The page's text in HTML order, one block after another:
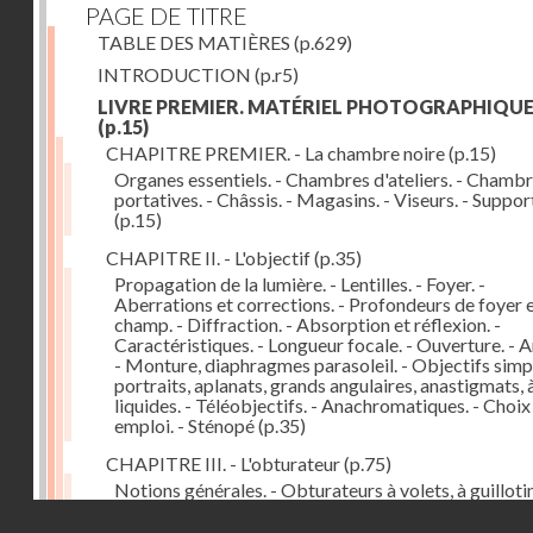
PAGE DE TITRE
TABLE DES MATIÈRES (p.629)
INTRODUCTION (p.r5)
LIVRE PREMIER. MATÉRIEL PHOTOGRAPHIQUE
(p.15)
CHAPITRE PREMIER. - La chambre noire(p.15)
Organes essentiels. - Chambres d'ateliers. -
portatives. - Châssis. - Magasins. - Viseurs. -
(p.15)
CHAPITRE II. - L'objectif(p.35)
Propagation de la lumière. - Lentilles. - Foyer. -
Aberrations et corrections. - Profondeurs de foyer
champ. - Diffraction. - Absorption et réflexion. -
Caractéristiques. - Longueur focale. - Ouverture. -
- Monture, diaphragmes parasoleil. - Objectifs
portraits, aplanats, grands angulaires, anastigmats,
liquides. - Téléobjectifs. - Anachromatiques. -
emploi. - Sténopé(p.35)
CHAPITRE III. - L'obturateur(p.75)
Notions générales. - Obturateurs à volets, à